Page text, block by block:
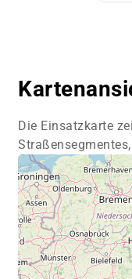
Die Einsatzkarte